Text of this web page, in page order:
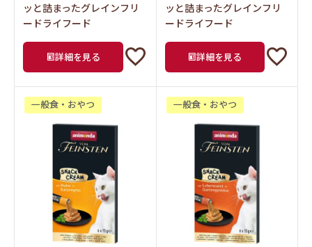
詳細を見る 詳細を見る
一般食・おやつ 一般食・おやつ